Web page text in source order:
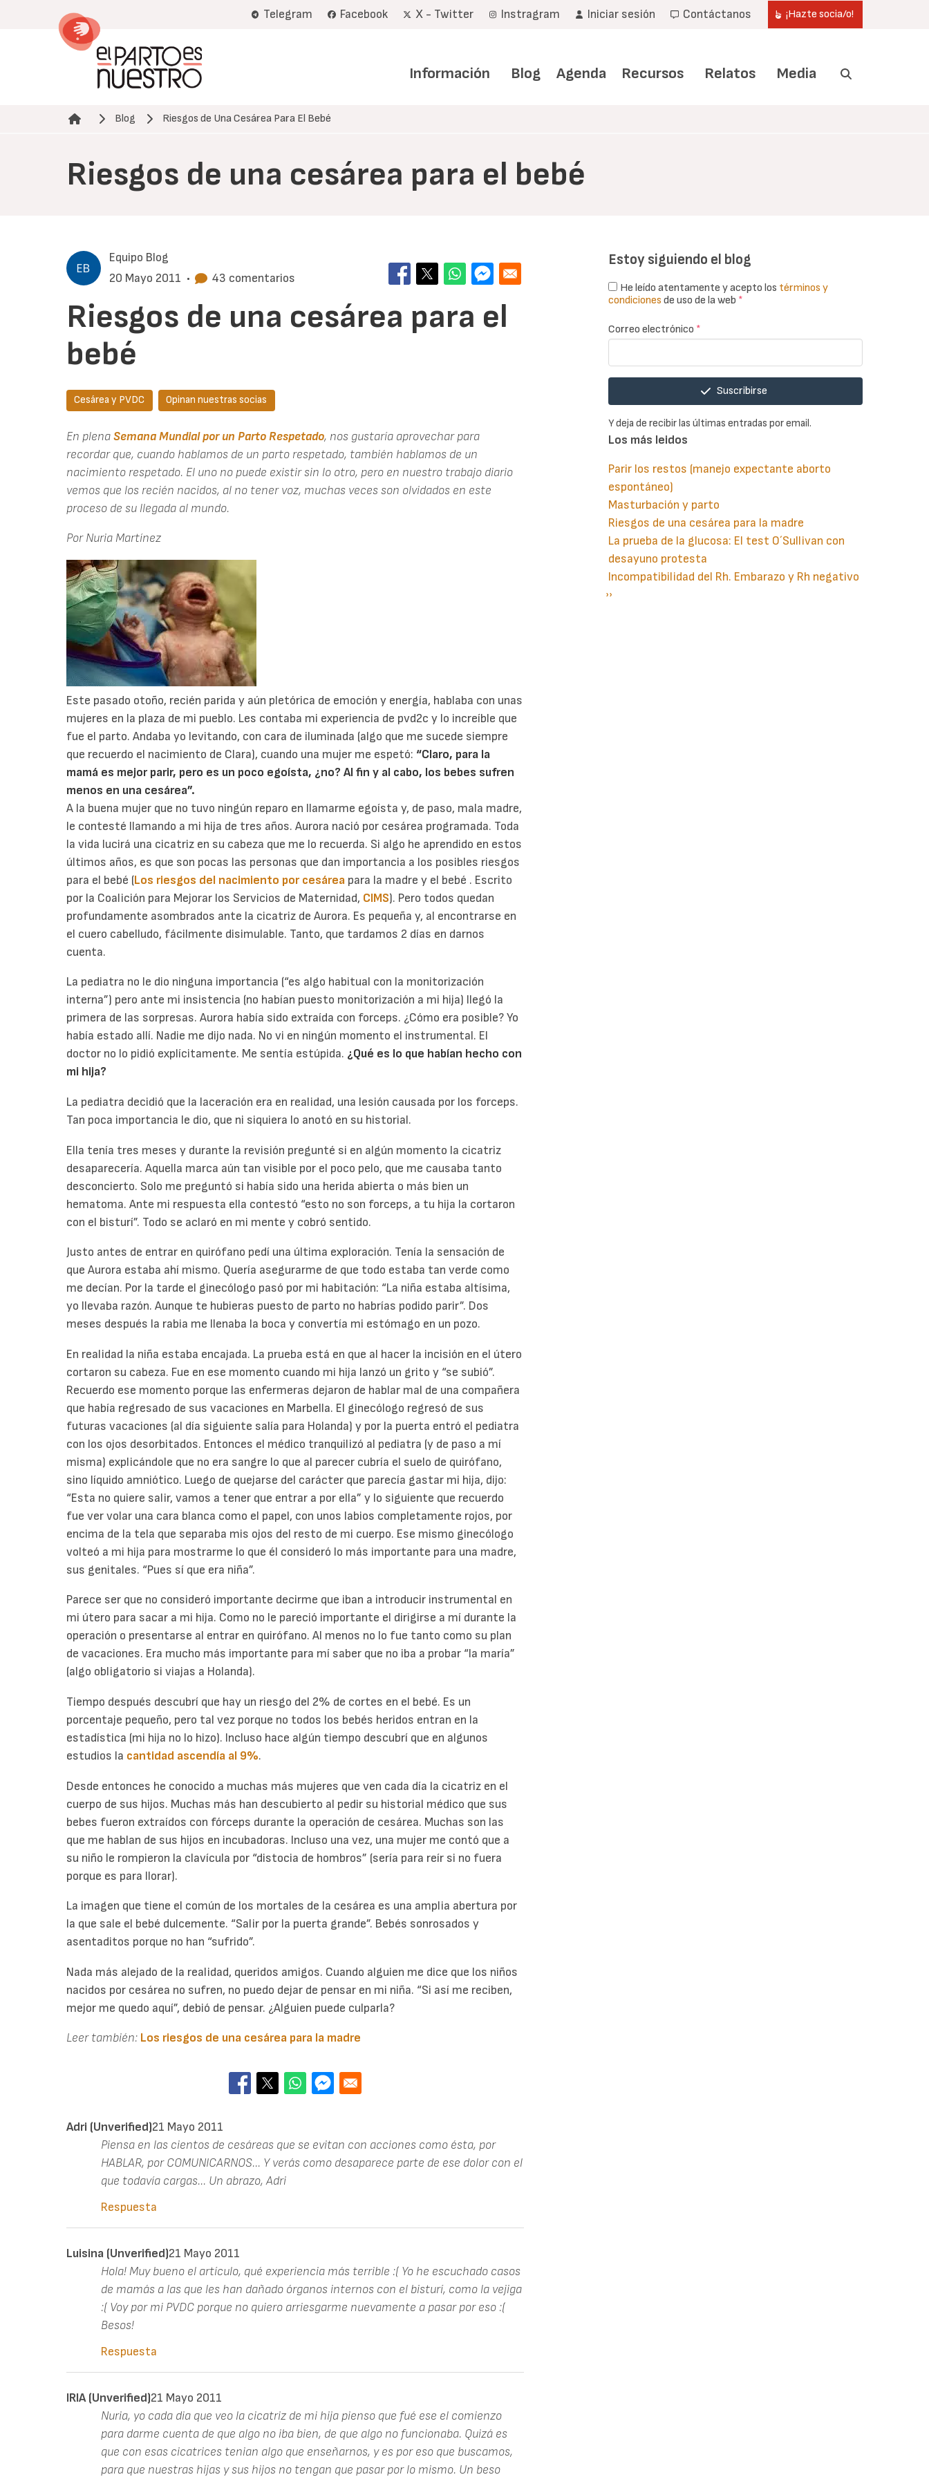
Telegram Facebook X - Twitter Instragram Iniciar sesión Contáctanos ¡Hazte socia/o!
Información Blog Agenda Recursos Relatos Media
Ruta de navegación
Blog Riesgos de Una Cesárea Para El Bebé
Riesgos de una cesárea para el bebé
Equipo Blog
20 Mayo 2011 • 43 comentarios
Riesgos de una cesárea para el
bebé
Cesárea y PVDC Opinan nuestras socias
En plenaSemana Mundial por un Parto Respetado, nos gustaría aprovechar para
recordar que, cuando hablamos de un parto respetado, también hablamos de un
nacimiento respetado. El uno no puede existir sin lo otro, pero en nuestro trabajo diario
vemos que los recién nacidos, al no tener voz, muchas veces son olvidados en este
proceso de su llegada al mundo.
Por Nuria Martínez
Este pasado otoño, recién parida y aún pletórica de emoción y energía, hablaba con unas
mujeres en la plaza de mi pueblo. Les contaba mi experiencia de pvd2c y lo increíble que
fue el parto. Andaba yo levitando, con cara de iluminada (algo que me sucede siempre
que recuerdo el nacimiento de Clara), cuando una mujer me espetó: “Claro, para la
mamá es mejor parir, pero es un poco egoísta, ¿no? Al fin y al cabo, los bebes sufren
menos en una cesárea”.
A la buena mujer que no tuvo ningún reparo en llamarme egoísta y, de paso, mala madre,
le contesté llamando a mi hija de tres años. Aurora nació por cesárea programada. Toda
la vida lucirá una cicatriz en su cabeza que me lo recuerda. Si algo he aprendido en estos
últimos años, es que son pocas las personas que dan importancia a los posibles riesgos
para el bebé (Los riesgos del nacimiento por cesárea para la madre y el bebé . Escrito
por la Coalición para Mejorar los Servicios de Maternidad, CIMS). Pero todos quedan
profundamente asombrados ante la cicatriz de Aurora. Es pequeña y, al encontrarse en
el cuero cabelludo, fácilmente disimulable. Tanto, que tardamos 2 días en darnos
cuenta.
La pediatra no le dio ninguna importancia (“es algo habitual con la monitorización
interna”) pero ante mi insistencia (no habían puesto monitorización a mi hija) llegó la
primera de las sorpresas. Aurora había sido extraída con forceps. ¿Cómo era posible? Yo
había estado allí. Nadie me dijo nada. No vi en ningún momento el instrumental. El
doctor no lo pidió explícitamente. Me sentía estúpida. ¿Qué es lo que habían hecho con
mi hija?
La pediatra decidió que la laceración era en realidad, una lesión causada por los forceps.
Tan poca importancia le dio, que ni siquiera lo anotó en su historial.
Ella tenía tres meses y durante la revisión pregunté si en algún momento la cicatriz
desaparecería. Aquella marca aún tan visible por el poco pelo, que me causaba tanto
desconcierto. Solo me preguntó si había sido una herida abierta o más bien un
hematoma. Ante mi respuesta ella contestó “esto no son forceps, a tu hija la cortaron
con el bisturí”. Todo se aclaró en mi mente y cobró sentido.
Justo antes de entrar en quirófano pedí una última exploración. Tenía la sensación de
que Aurora estaba ahí mismo. Quería asegurarme de que todo estaba tan verde como
me decían. Por la tarde el ginecólogo pasó por mi habitación: “La niña estaba altísima,
yo llevaba razón. Aunque te hubieras puesto de parto no habrías podido parir”. Dos
meses después la rabia me llenaba la boca y convertía mi estómago en un pozo.
En realidad la niña estaba encajada. La prueba está en que al hacer la incisión en el útero
cortaron su cabeza. Fue en ese momento cuando mi hija lanzó un grito y “se subió”.
Recuerdo ese momento porque las enfermeras dejaron de hablar mal de una compañera
que había regresado de sus vacaciones en Marbella. El ginecólogo regresó de sus
futuras vacaciones (al día siguiente salía para Holanda) y por la puerta entró el pediatra
con los ojos desorbitados. Entonces el médico tranquilizó al pediatra (y de paso a mí
misma) explicándole que no era sangre lo que al parecer cubría el suelo de quirófano,
sino líquido amniótico. Luego de quejarse del carácter que parecía gastar mi hija, dijo:
“Esta no quiere salir, vamos a tener que entrar a por ella” y lo siguiente que recuerdo
fue ver volar una cara blanca como el papel, con unos labios completamente rojos, por
encima de la tela que separaba mis ojos del resto de mi cuerpo. Ese mismo ginecólogo
volteó a mi hija para mostrarme lo que él consideró lo más importante para una madre,
sus genitales. “Pues sí que era niña”.
Parece ser que no consideró importante decirme que iban a introducir instrumental en
mi útero para sacar a mi hija. Como no le pareció importante el dirigirse a mí durante la
operación o presentarse al entrar en quirófano. Al menos no lo fue tanto como su plan
de vacaciones. Era mucho más importante para mí saber que no iba a probar “la maría”
(algo obligatorio si viajas a Holanda).
Tiempo después descubrí que hay un riesgo del 2% de cortes en el bebé. Es un
porcentaje pequeño, pero tal vez porque no todos los bebés heridos entran en la
estadística (mi hija no lo hizo). Incluso hace algún tiempo descubrí que en algunos
estudios la cantidad ascendía al 9%.
Desde entonces he conocido a muchas más mujeres que ven cada día la cicatriz en el
cuerpo de sus hijos. Muchas más han descubierto al pedir su historial médico que sus
bebes fueron extraídos con fórceps durante la operación de cesárea. Muchas son las
que me hablan de sus hijos en incubadoras. Incluso una vez, una mujer me contó que a
su niño le rompieron la clavícula por “distocia de hombros” (sería para reír si no fuera
porque es para llorar).
La imagen que tiene el común de los mortales de la cesárea es una amplia abertura por
la que sale el bebé dulcemente. “Salir por la puerta grande”. Bebés sonrosados y
asentaditos porque no han “sufrido”.
Nada más alejado de la realidad, queridos amigos. Cuando alguien me dice que los niños
nacidos por cesárea no sufren, no puedo dejar de pensar en mi niña. “Si así me reciben,
mejor me quedo aquí”, debió de pensar. ¿Alguien puede culparla?
Leer también: Los riesgos de una cesárea para la madre
Adri (unverified)21 Mayo 2011
Piensa en las cientos de cesáreas que se evitan con acciones como ésta, por
HABLAR, por COMUNICARNOS... Y verás como desaparece parte de ese dolor con el
que todavía cargas... Un abrazo, Adri
Respuesta
Luisina (unverified)21 Mayo 2011
Hola! Muy bueno el artículo, qué experiencia más terrible :( Yo he escuchado casos
de mamás a las que les han dañado órganos internos con el bisturí, como la vejiga
:( Voy por mi PVDC porque no quiero arriesgarme nuevamente a pasar por eso :(
Besos!
Respuesta
IRIA (unverified)21 Mayo 2011
Nuria, yo cada dia que veo la cicatriz de mi hija pienso que fué ese el comienzo
para darme cuenta de que algo no iba bien, de que algo no funcionaba. Quizá es
que con esas cicatrices tenian algo que enseñarnos, y es por eso que buscamos,
para que nuestras hijas y sus hijos no tengan que pasar por lo mismo. Un beso
Estoy siguiendo el blog
He leído atentamente y acepto los términos y
condiciones de uso de la web *
Correo electrónico *
Suscribirse
Y deja de recibir las últimas entradas por email.
Los más leidos
Parir los restos (manejo expectante aborto
espontáneo)
Masturbación y parto
Riesgos de una cesárea para la madre
La prueba de la glucosa: El test O´Sullivan con
desayuno protesta
Incompatibilidad del Rh. Embarazo y Rh negativo
Paginación
Siguiente
››